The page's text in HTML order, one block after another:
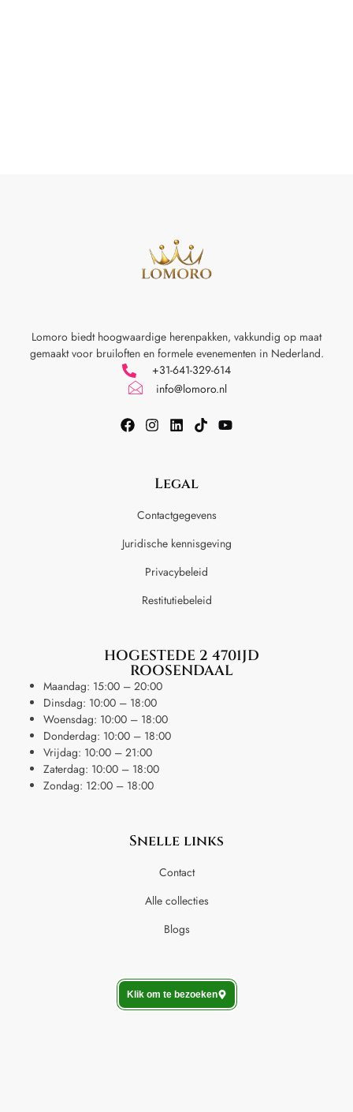
Lomoro biedt hoogwaardige herenpakken, vakkundig op maat
gemaakt voor bruiloften en formele evenementen in Nederland.
+31-641-329-614
info@lomoro.nl
Legal
Contactgegevens
Juridische kennisgeving
Privacybeleid
Restitutiebeleid
HOGESTEDE 2 4701JD
ROOSENDAAL
Maandag: 15:00 – 20:00
Dinsdag: 10:00 – 18:00
Woensdag: 10:00 – 18:00
Donderdag: 10:00 – 18:00
Vrijdag: 10:00 – 21:00
Zaterdag: 10:00 – 18:00
Zondag: 12:00 – 18:00
Snelle links
Contact
Alle collecties
Blogs
Klik om te bezoeken